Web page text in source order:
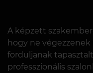
A képzett
hogy ne
forduljanak
professzionális